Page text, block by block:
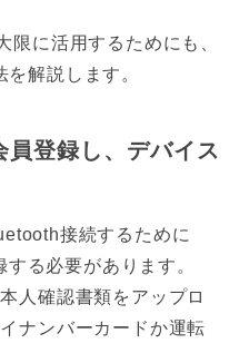
限に活用するためにも、
解説します。
登録し、デバイス
接続するために
する必要があります。
人確認書類をアップロ
ナンバーカードか運転